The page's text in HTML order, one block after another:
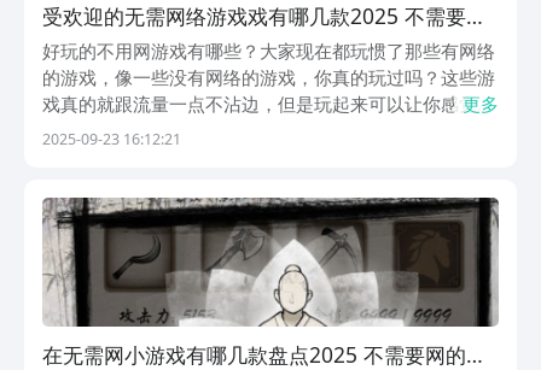
受欢迎的无需网络游戏戏有哪几款2025 不需要网
的火爆的游戏分享
好玩的不用网游戏有哪些？大家现在都玩惯了那些有网络
的游戏，像一些没有网络的游戏，你真的玩过吗？这些游
戏真的就跟流量一点不沾边，但是玩起来可以让你感觉愉
悦。如果你不信的话，下面就带你一起去到这些没有网络
浩...
更多
2025-09-23 16:12:21
在无需网小游戏有哪几款盘点2025 不需要网的手